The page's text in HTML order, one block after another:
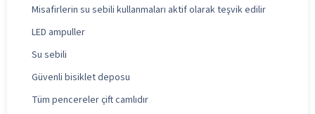
Misafirlerin su sebili kullanmaları aktif olarak teşvik edilir
LED ampuller
Su sebili
Güvenli bisiklet deposu
Tüm pencereler çift camlıdır